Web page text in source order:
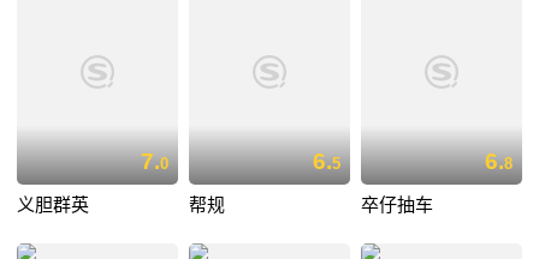
7.0
义胆群英
6.5
帮规
6.8
卒仔抽车